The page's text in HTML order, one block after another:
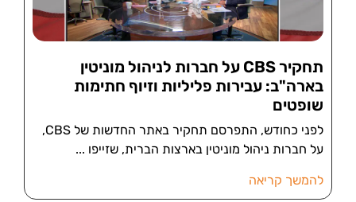
תחקיר CBS על חברות לניהול מוניטין
בארה"ב: עבירות פליליות וזיוף חתימות
שופטים
לפני כחודש, התפרסם תחקיר באתר החדשות של CBS,
על חברות ניהול מוניטין בארצות הברית, שזייפו
להמשך קריאה